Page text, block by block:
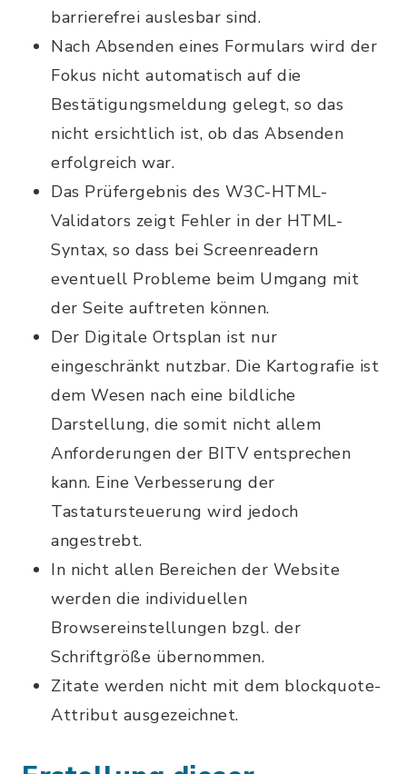
barrierefrei auslesbar sind.
Nach Absenden eines Formulars wird der
Fokus nicht automatisch auf die
Bestätigungsmeldung gelegt, so das
nicht ersichtlich ist, ob das Absenden
erfolgreich war.
Das Prüfergebnis des W3C-HTML-
Validators zeigt Fehler in der HTML-
Syntax, so dass bei Screenreadern
eventuell Probleme beim Umgang mit
der Seite auftreten können.
Der Digitale Ortsplan ist nur
eingeschränkt nutzbar. Die Kartografie ist
dem Wesen nach eine bildliche
Darstellung, die somit nicht allem
Anforderungen der BITV entsprechen
kann. Eine Verbesserung der
Tastatursteuerung wird jedoch
angestrebt.
In nicht allen Bereichen der Website
werden die individuellen
Browsereinstellungen bzgl. der
Schriftgröße übernommen.
Zitate werden nicht mit dem blockquote-
Attribut ausgezeichnet.